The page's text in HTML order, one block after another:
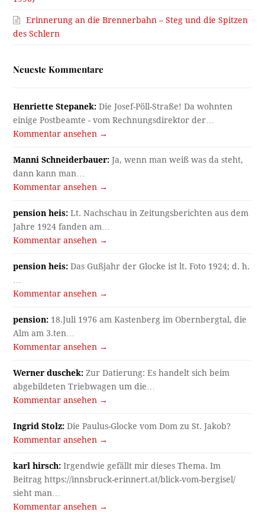
Erinnerung an die Brennerbahn – Steg und die Spitzen
des Schlern
Neueste Kommentare
Henriette Stepanek: Die Josef-Pöll-Straße! Da wohnten
einige Postbeamte - vom Rechnungsdirektor der…
Kommentar ansehen →
Manni Schneiderbauer: Ja, wenn man weiß was da steht,
dann kann man…
Kommentar ansehen →
pension heis: Lt. Nachschau in Zeitungsberichten aus dem
Jahre 1924 fanden am…
Kommentar ansehen →
pension heis: Das Gußjahr der Glocke ist lt. Foto 1924; d. h.
Kommentar ansehen →
pension: 18.Juli 1976 am Kastenberg im Obernbergtal, die
Alm am 3.ten…
Kommentar ansehen →
Werner duschek: Zur Datierung: Es handelt sich beim
abgebildeten Triebwagen um die…
Kommentar ansehen →
Ingrid Stolz: Die Paulus-Glocke vom Dom zu St. Jakob?
Kommentar ansehen →
karl hirsch: Irgendwie gefällt mir dieses Thema. Im
Beitrag https://innsbruck-erinnert.at/blick-vom-bergisel/
sieht man…
Kommentar ansehen →